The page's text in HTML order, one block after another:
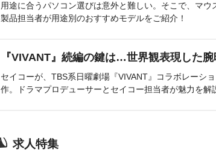
用途に合うパソコン選びは意外と難しい。そこで、マウ
製品担当者が用途別のおすすめモデルをご紹介！
『VIVANT』続編の鍵は…世界観表現した
セイコーが、TBS系日曜劇場『VIVANT』コラボレーシ
作。ドラマプロデューサーとセイコー担当者が魅力を解
求人特集